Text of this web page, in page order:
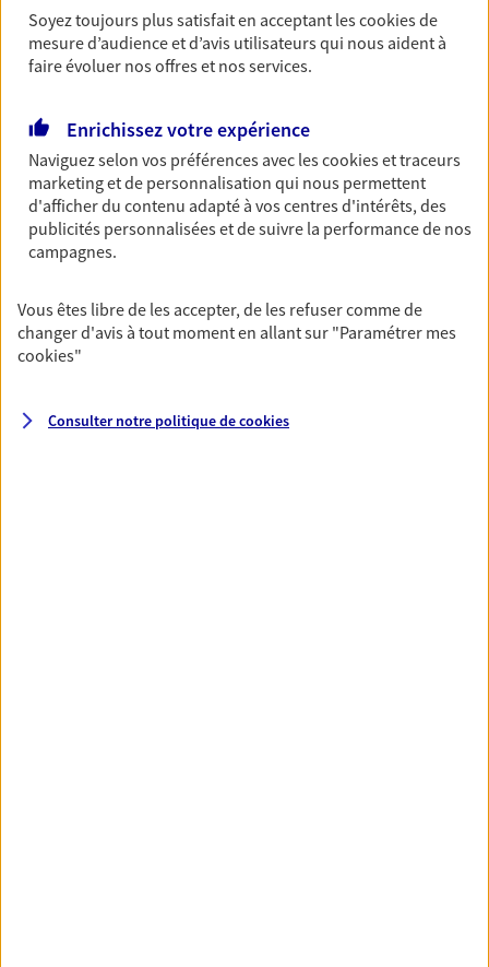
Découvrir les offres Épargne
Préparez sereinement ce nouveau chapitre de
votre vie avec les conseils d'un expert. Découvrez
notre solution PER (Plan Epargne Retraite)
spécialement conçue pour la retraite.
Découvrir l'offre Retraite
Prévoyance
Pour un avenir serein, assurez-vous avec notre
contrat prévoyance. Préservez vos proches en cas
invalidité ou de décès.
Soyez toujours plus satisfait en acceptant lescookiesde
mesure d’audience et d’avis utilisateurs qui nous aident à
faire évoluer nos offres et nos services.
Enrichissez votre expérience
Naviguez selon vos préférences avec lescookies et traceurs
marketing et de personnalisation qui nous permettent
d'afficher du contenu adapté à vos centres d'intérêts, des
publicités personnalisées et de suivre la performance de nos
campagnes.
Vous êtes libre de les accepter, de les refuser comme de
changer d'avis à tout moment en allant sur "Paramétrer mes
cookies"
Consulter notre politique decookies